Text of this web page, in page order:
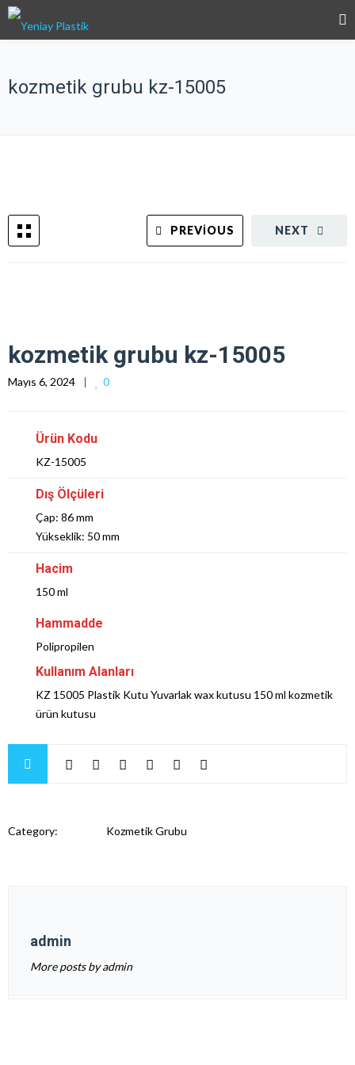
kozmetik grubu kz-15005
NEXT
PREVIOUS
kozmetik grubu kz-15005
Mayıs 6, 2024 0
Ürün Kodu
KZ-15005
Dış Ölçüleri
Çap: 86 mm
Yükseklik: 50 mm
Hacim
150 ml
Hammadde
Polipropilen
Kullanım Alanları
KZ 15005 Plastik Kutu Yuvarlak wax kutusu 150 ml kozmetik
ürün kutusu
Category: Kozmetik Grubu
admin
More posts by admin